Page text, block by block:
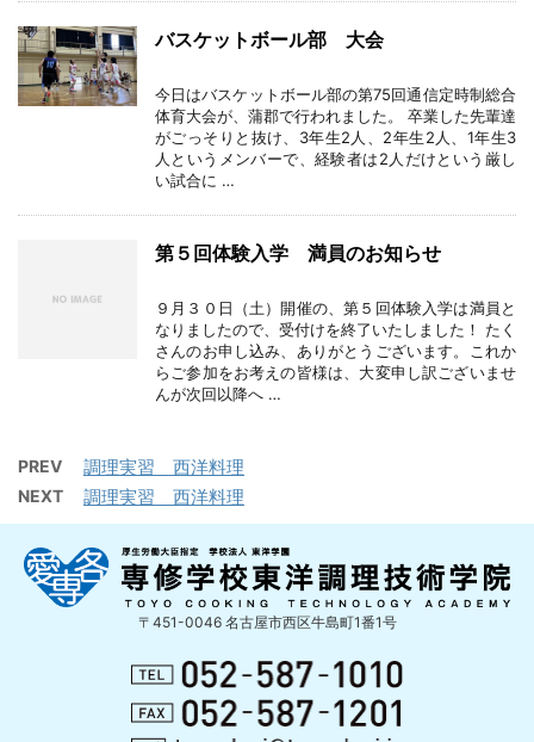
バスケットボール部 大会
今日はバスケットボール部の第75回通信定時制総合
体育大会が、蒲郡で行われました。 卒業した先輩達
がごっそりと抜け、3年生2人、2年生2人、1年生3
人というメンバーで、経験者は2人だけという厳し
い試合に …
第５回体験入学 満員のお知らせ
９月３０日（土）開催の、第５回体験入学は満員と
なりましたので、受付けを終了いたしました！ たく
さんのお申し込み、ありがとうございます。これか
らご参加をお考えの皆様は、大変申し訳ございませ
んが次回以降へ …
PREV 調理実習 西洋料理
NEXT 調理実習 西洋料理
〒451-0046 名古屋市西区牛島町1番1号